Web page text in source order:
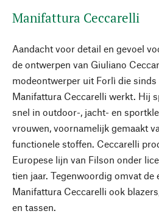
Manifattura Ceccarelli
Aandacht voor detail en gevoel
de ontwerpen van Giuliano
modeontwerper uit Forlì die
Manifattura Ceccarelli werkt. Hij
snel in outdoor-, jacht- en
vrouwen, voornamelijk gemaakt
functionele stoffen. Ceccarelli
Europese lijn van Filson onder
tien jaar. Tegenwoordig omvat de
Manifattura Ceccarelli ook
en tassen.